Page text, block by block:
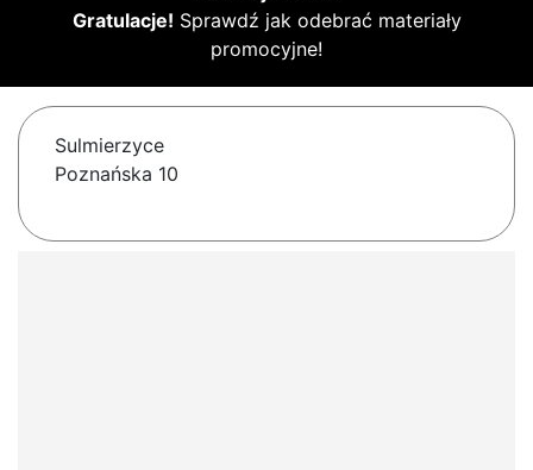
Gratulacje! Sprawdź jak odebrać materiały
promocyjne!
Sulmierzyce
Poznańska 10